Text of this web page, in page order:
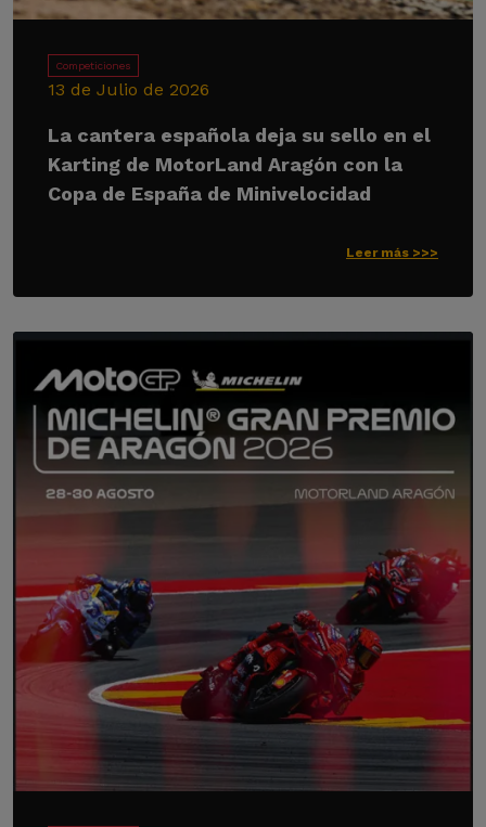
Competiciones
13 de Julio de 2026
La cantera española deja su sello en el
Karting de MotorLand Aragón con la
Copa de España de Minivelocidad
Leer más >>>